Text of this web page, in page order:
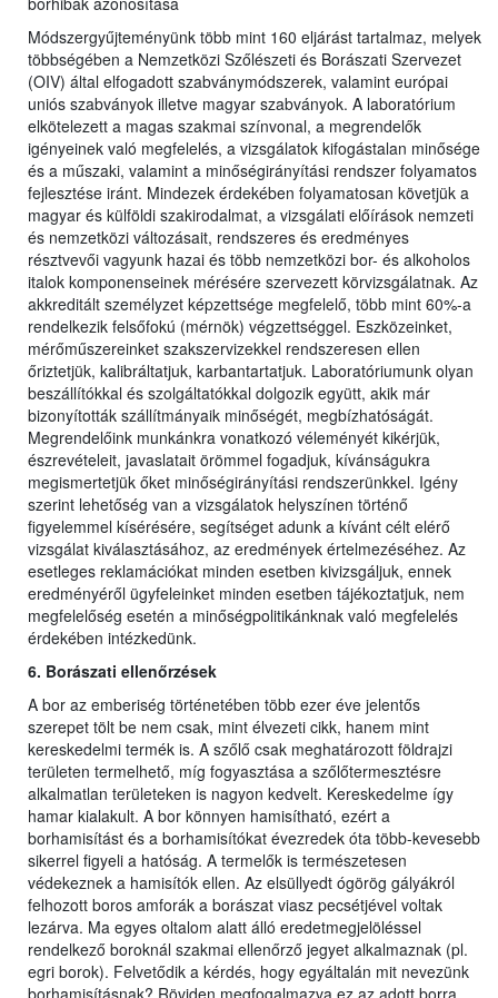
Módszergyűjteményünk több mint 160 eljárást tartalmaz, melyek
többségében a Nemzetközi Szőlészeti és Borászati Szervezet
(OIV) által elfogadott szabványmódszerek, valamint európai
uniós szabványok illetve magyar szabványok. A laboratórium
elkötelezett a magas szakmai színvonal, a megrendelők
igényeinek való megfelelés, a vizsgálatok kifogástalan minősége
és a műszaki, valamint a minőségirányítási rendszer folyamatos
fejlesztése iránt. Mindezek érdekében folyamatosan követjük a
magyar és külföldi szakirodalmat, a vizsgálati előírások nemzeti
és nemzetközi változásait, rendszeres és eredményes
résztvevői vagyunk hazai és több nemzetközi bor- és alkoholos
italok komponenseinek mérésére szervezett körvizsgálatnak. Az
akkreditált személyzet képzettsége megfelelő, több mint 60%-a
rendelkezik felsőfokú (mérnök) végzettséggel. Eszközeinket,
mérőműszereinket szakszervizekkel rendszeresen ellen
őriztetjük, kalibráltatjuk, karbantartatjuk. Laboratóriumunk olyan
beszállítókkal és szolgáltatókkal dolgozik együtt, akik már
bizonyították szállítmányaik minőségét, megbízhatóságát.
Megrendelőink munkánkra vonatkozó véleményét kikérjük,
észrevételeit, javaslatait örömmel fogadjuk, kívánságukra
megismertetjük őket minőségirányítási rendszerünkkel. Igény
szerint lehetőség van a vizsgálatok helyszínen történő
figyelemmel kísérésére, segítséget adunk a kívánt célt elérő
vizsgálat kiválasztásához, az eredmények értelmezéséhez. Az
esetleges reklamációkat minden esetben kivizsgáljuk, ennek
eredményéről ügyfeleinket minden esetben tájékoztatjuk, nem
megfelelőség esetén a minőségpolitikánknak való megfelelés
érdekében intézkedünk.
6. Borászati ellenőrzések
A bor az emberiség történetében több ezer éve jelentős
szerepet tölt be nem csak, mint élvezeti cikk, hanem mint
kereskedelmi termék is. A szőlő csak meghatározott földrajzi
területen termelhető, míg fogyasztása a szőlőtermesztésre
alkalmatlan területeken is nagyon kedvelt. Kereskedelme így
hamar kialakult. A bor könnyen hamisítható, ezért a
borhamisítást és a borhamisítókat évezredek óta több-kevesebb
sikerrel figyeli a hatóság. A termelők is természetesen
védekeznek a hamisítók ellen. Az elsüllyedt ógörög gályákról
felhozott boros amforák a borászat viasz pecsétjével voltak
lezárva. Ma egyes oltalom alatt álló eredetmegjelöléssel
rendelkező boroknál szakmai ellenőrző jegyet alkalmaznak (pl.
egri borok). Felvetődik a kérdés, hogy egyáltalán mit nevezünk